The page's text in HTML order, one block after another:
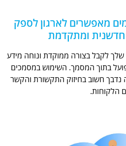
מאפשרים לארגון לספק
חדשנית ומתקדמת
לקבל בצורה ממוקדת ונוחה מידע
בתוך המסמך. השימוש במסמכים
נדבך חשוב בחיזוק התקשורת והקשר
הלקוחות.